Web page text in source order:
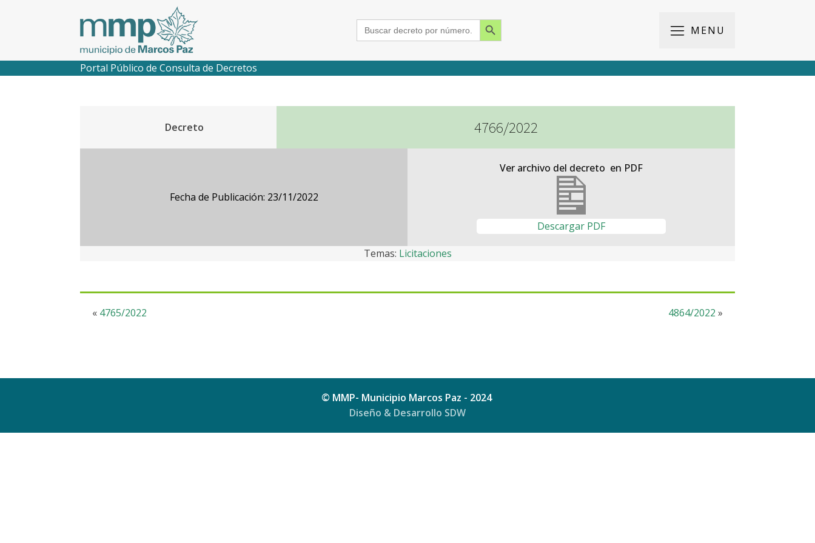
Search
for:
Search Button
MENU
2018
2017
2016
2015
Portal Público de Consulta de Decretos
Decreto 4766/2022
Fecha de Publicación: 23/11/2022
Ver archivo del decreto en PDF
Descargar PDF
Temas: Licitaciones
« 4765/2022 4864/2022 »
© MMP- Municipio Marcos Paz - 2024
Diseño & Desarrollo SDW